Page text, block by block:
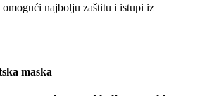
najbolju zaštitu i istupi iz
maska